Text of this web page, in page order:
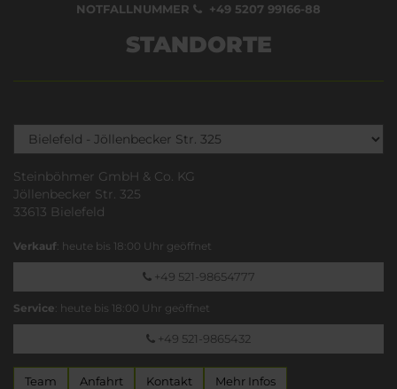
NOTFALLNUMMER +49 5207 99166-88
STANDORTE
Steinböhmer GmbH & Co. KG
Jöllenbecker Str. 325
33613 Bielefeld
Verkauf: heute bis 18:00 Uhr geöffnet
+49 521-98654777
Service: heute bis 18:00 Uhr geöffnet
+49 521-9865432
Team Anfahrt Kontakt Mehr Infos